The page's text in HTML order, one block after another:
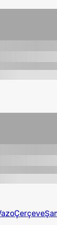
Çerçeve